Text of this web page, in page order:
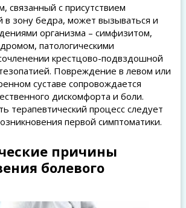
связанный с присутствием
зону бедра, может вызываться и
организма – симфизитом,
патологическими
крестцово-подвздошной
Повреждение в левом или
суставе сопровождается
дискомфорта и боли.
терапевтический процесс следует
первой симптоматики.
причины
болевого